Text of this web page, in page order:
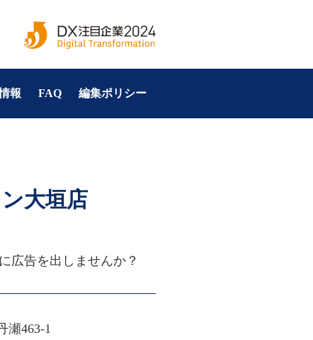
報 FAQ 編集ポリシー
大垣店
広告を出しませんか？
瀬463-1